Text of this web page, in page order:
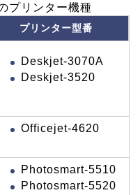
プリンター機種
プリンター型番
Deskjet-3070A
Deskjet-3520
Officejet-4620
Photosmart-5510
Photosmart-5520